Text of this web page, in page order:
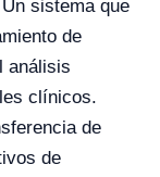
Un sistema que
de
análisis
clínicos.
de
de